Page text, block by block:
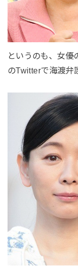
というのも、女優
のTwitterで海渡弁